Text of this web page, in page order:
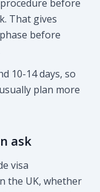
before
That gives
before
10-14 days, so
plan more
ask
visa
the UK, whether